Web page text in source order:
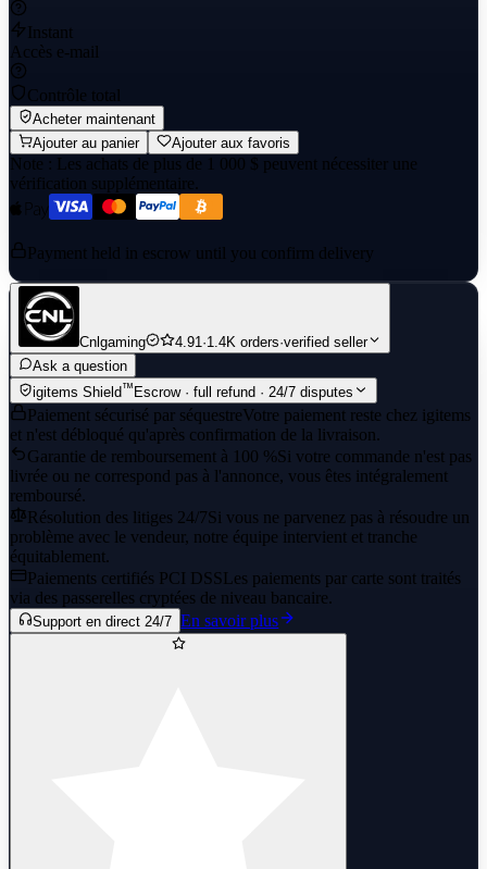
Instant
Accès e-mail
Contrôle total
Acheter maintenant
Ajouter au panier
Ajouter aux favoris
Note : Les achats de plus de 1 000 $ peuvent nécessiter une
vérification supplémentaire.
Payment held in escrow until you confirm delivery
Cnlgaming 4.91 ·1.4K orders·verified seller
Ask a question
igitems Shield™ Escrow · full refund · 24/7 disputes
Paiement sécurisé par séquestreVotre paiement reste chez igitems
et n'est débloqué qu'après confirmation de la livraison.
Garantie de remboursement à 100 %Si votre commande n'est pas
livrée ou ne correspond pas à l'annonce, vous êtes intégralement
remboursé.
Résolution des litiges 24/7Si vous ne parvenez pas à résoudre un
problème avec le vendeur, notre équipe intervient et tranche
équitablement.
Paiements certifiés PCI DSSLes paiements par carte sont traités
via des passerelles cryptées de niveau bancaire.
Support en direct 24/7 En savoir plus